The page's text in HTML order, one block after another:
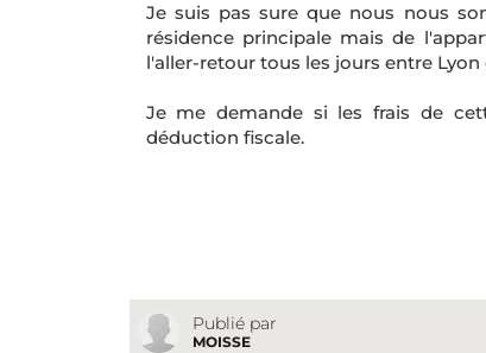
Je suis pas sure que nous nous
résidence principale mais de
l'aller-retour tous les jours entre Lyon
Je me demande si les frais de
déduction fiscale.
Publié par
MOISSE